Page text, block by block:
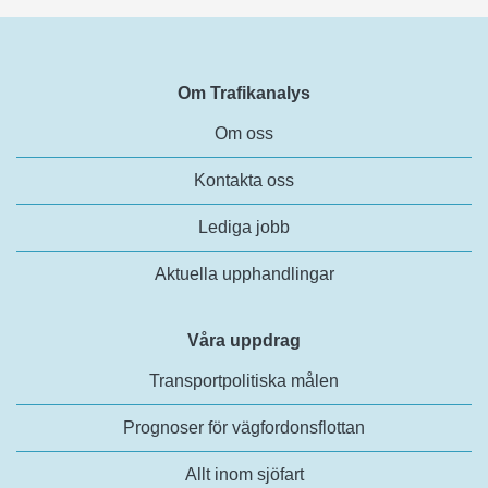
Om Trafikanalys
Om oss
Kontakta oss
Lediga jobb
Aktuella upphandlingar
Våra uppdrag
Transportpolitiska målen
Prognoser för vägfordonsflottan
Allt inom sjöfart